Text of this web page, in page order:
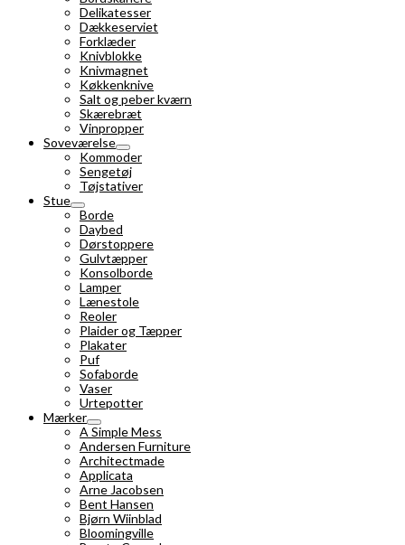
Delikatesser
Dækkeserviet
Forklæder
Knivblokke
Knivmagnet
Køkkenknive
Salt og peber kværn
Skærebræt
Vinpropper
Soveværelse
Kommoder
Sengetøj
Tøjstativer
Stue
Borde
Daybed
Dørstoppere
Gulvtæpper
Konsolborde
Lamper
Lænestole
Reoler
Plaider og Tæpper
Plakater
Puf
Sofaborde
Vaser
Urtepotter
Mærker
A Simple Mess
Andersen Furniture
Architectmade
Applicata
Arne Jacobsen
Bent Hansen
Bjørn Wiinblad
Bloomingville